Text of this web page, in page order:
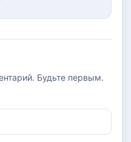
Будьте первым.